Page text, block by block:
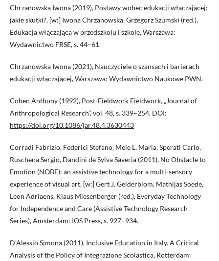
Chrzanowska Iwona (2019), Postawy wobec edukacji włączającej:
jakie skutki?, [w:] Iwona Chrzanowska, Grzegorz Szumski (red.),
Edukacja włączająca w przedszkolu i szkole, Warszawa:
Wydawnictwo FRSE, s. 44–61.
Chrzanowska Iwona (2021), Nauczyciele o szansach i barierach
edukacji włączającej, Warszawa: Wydawnictwo Naukowe PWN.
Cohen Anthony (1992), Post-Fieldwork Fieldwork, „Journal of
Anthropological Research”, vol. 48, s. 339–254. DOI:
https://doi.org/10.1086/jar.48.4.3630443
Corradi Fabrizio, Federici Stefano, Mele L. Maria, Sperati Carlo,
Ruschena Sergio, Dandini de Sylva Saveria (2011), No Obstacle to
Emotion (NOBE): an assistive technology for a multi-sensory
experience of visual art, [w:] Gert J. Gelderblom, Mathijas Soede,
Leon Adriaens, Klaus Miesenberger (red.), Everyday Technology
for Independence and Care (Assistive Technology Research
Series), Amsterdam: IOS Press, s. 927–934.
D’Alessio Simona (2011), Inclusive Education in Italy. A Critical
Analysis of the Policy of Integrazione Scolastica, Rotterdam: